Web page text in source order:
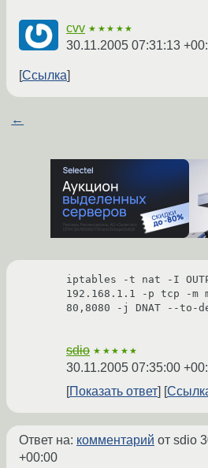
cvv ★★★★★
30.11.2005 07:31:13
Ссылка
←
iptables -t nat -I
192.168.1.1 -p tcp -
80,8080 -j DNAT --to-
sdio ★★★★★
30.11.2005 07:35:00
Показать ответ
Ответ на: комментарий от sdio
+00:00